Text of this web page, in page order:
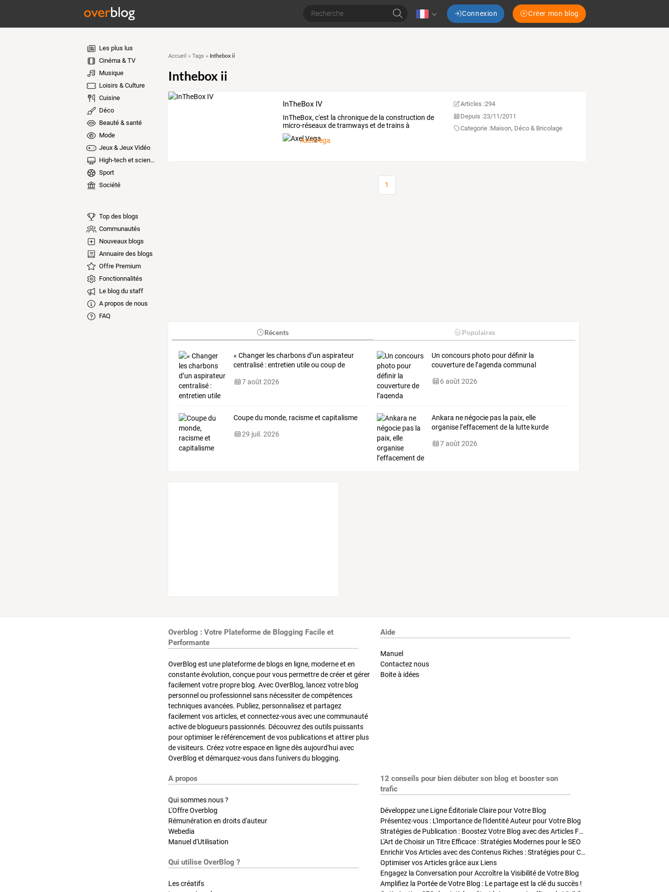
Connexion Créer mon blog
Les plus lus
Cinéma & TV
Musique
Loisirs & Culture
Cuisine
Déco
Beauté & santé
Mode
Jeux & Jeux Vidéo
High-tech et sciences
Sport
Société
Top des blogs
Communautés
Nouveaux blogs
Annuaire des blogs
Offre Premium
Fonctionnalités
Le blog du staff
A propos de nous
FAQ
Accueil » Tags » Inthebox ii
Inthebox ii
InTheBox IV
InTheBox, c'est la chroniquede la construction de
micro-réseauxdetramwayset detrainsà
l'échelle
Axel Vega
Articles :294
Depuis :23/11/2011
Categorie :Maison, Déco & Bricolage
1
Récents Populaires
« Changerlescharbonsd’un aspirateur
centralisé:entretien utileou coupde
7 août 2026
Un concours photo pour définir la
couverture de l’agenda communal
6 août 2026
Coupe du monde, racisme et capitalisme
29 juil. 2026
Ankara ne négocie pas la paix, elle
organise l’effacement de la lutte kurde
7 août 2026
Overblog : Votre Plateforme de Blogging Facile et
Performante
OverBlog est une plateforme de blogs en ligne, moderne et en
constante évolution, conçue pour vous permettre de créer et gérer
facilement votre propre blog. Avec OverBlog, lancez votre blog
personnel ou professionnel sans nécessiter de compétences
techniques avancées. Publiez, personnalisez et partagez
facilement vos articles, et connectez-vous avec une communauté
active de blogueurs passionnés. Découvrez des outils puissants
pour optimiser le référencement de vos publications et attirer plus
de visiteurs. Créez votre espace en ligne dès aujourd'hui avec
OverBlog et démarquez-vous dans l'univers du blogging.
Aide
Manuel
Contactez nous
Boite à idées
A propos
Qui sommes nous ?
L'Offre Overblog
Rémunération en droits d'auteur
Webedia
Manuel d'Utilisation
Qui utilise OverBlog ?
Les créatifs
12 conseils pour bien débuter son blog et booster son
trafic
Développez une Ligne Éditoriale Claire pour Votre Blog
Présentez-vous : L'Importance de l'Identité Auteur pour Votre Blog
Stratégies de Publication : Boostez Votre Blog avec des Articles Fréquents et Exclusifs
L'Art de Choisir un Titre Efficace : Stratégies Modernes pour le SEO
Enrichir Vos Articles avec des Contenus Riches : Stratégies pour Captiver et Optimiser
Optimiser vos Articles grâce aux Liens
Engagez la Conversation pour Accroître la Visibilité de Votre Blog
Amplifiez la Portée de Votre Blog : Le partage est la clé du succès !